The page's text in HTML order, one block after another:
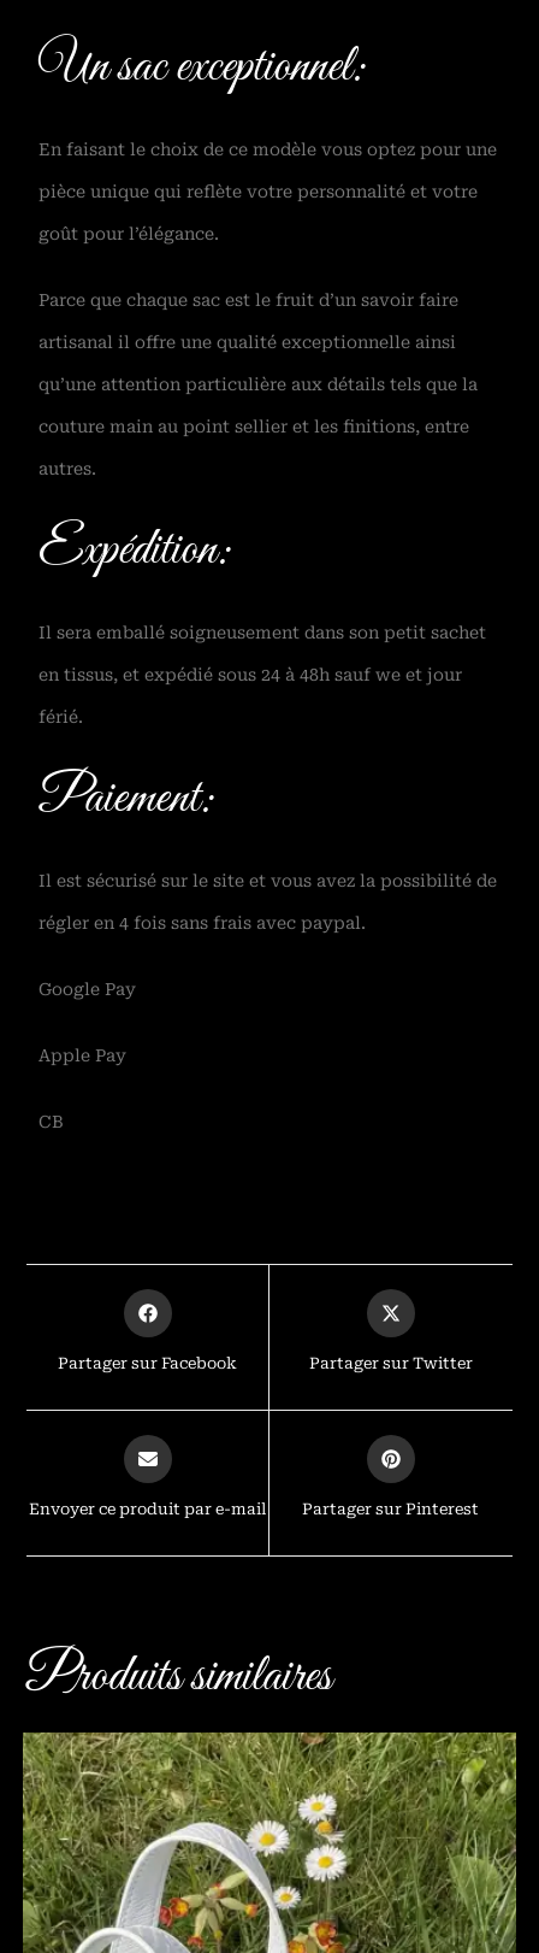
Un sac exceptionnel:
En faisant le choix de ce modèle vous optez pour une
pièce unique qui reflète votre personnalité et votre
goût pour l’élégance.
Parce que chaque sac est le fruit d’un savoir faire
artisanal il offre une qualité exceptionnelle ainsi
qu’une attention particulière aux détails tels que la
couture main au point sellier et les finitions, entre
autres.
Expédition:
Il sera emballé soigneusement dans son petit sachet
en tissus, et expédié sous 24 à 48h sauf we et jour
férié.
Paiement:
Il est sécurisé sur le site et vous avez la possibilité de
régler en 4 fois sans frais avec paypal.
Google Pay
Apple Pay
CB
Partager sur Facebook Partager sur Twitter
Envoyer ce produit par e-mail Partager sur Pinterest
Produits similaires